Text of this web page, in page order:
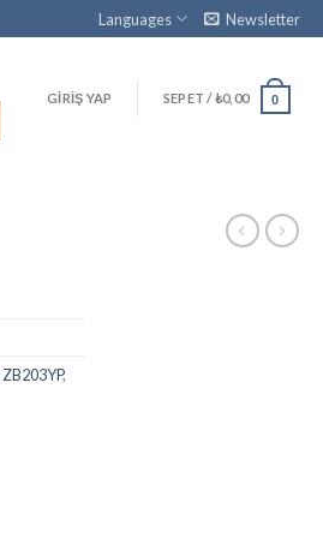
Languages Newsletter
GIRIŞ YAP SEPET /₺0,00 0
ZB203YP,